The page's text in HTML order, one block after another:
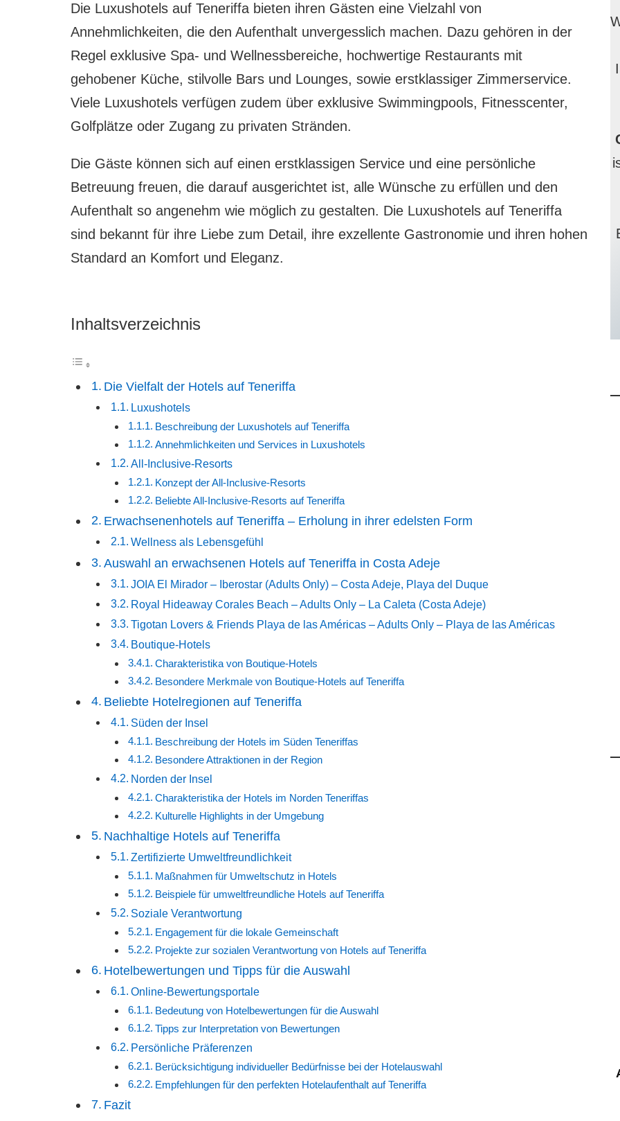
Die Luxushotels auf Teneriffa bieten ihren Gästen eine Vielzahl von
Annehmlichkeiten, die den Aufenthalt unvergesslich machen. Dazu gehören in der
Regel exklusive Spa- und Wellnessbereiche, hochwertige Restaurants mit
gehobener Küche, stilvolle Bars und Lounges, sowie erstklassiger Zimmerservice.
Viele Luxushotels verfügen zudem über exklusive Swimmingpools, Fitnesscenter,
Golfplätze oder Zugang zu privaten Stränden.
Die Gäste können sich auf einen erstklassigen Service und eine persönliche
Betreuung freuen, die darauf ausgerichtet ist, alle Wünsche zu erfüllen und den
Aufenthalt so angenehm wie möglich zu gestalten. Die Luxushotels auf Teneriffa
sind bekannt für ihre Liebe zum Detail, ihre exzellente Gastronomie und ihren hohen
Standard an Komfort und Eleganz.
Inhaltsverzeichnis
Die Vielfalt der Hotels auf Teneriffa
Luxushotels
Beschreibung der Luxushotels auf Teneriffa
Annehmlichkeiten und Services in Luxushotels
All-Inclusive-Resorts
Konzept der All-Inclusive-Resorts
Beliebte All-Inclusive-Resorts auf Teneriffa
Erwachsenenhotels auf Teneriffa – Erholung in ihrer edelsten Form
Wellness als Lebensgefühl
Auswahl an erwachsenen Hotels auf Teneriffa in Costa Adeje
JOIA El Mirador – Iberostar (Adults Only) – Costa Adeje, Playa del Duque
Royal Hideaway Corales Beach – Adults Only – La Caleta (Costa Adeje)
Tigotan Lovers & Friends Playa de las Américas – Adults Only – Playa de las Américas
Boutique-Hotels
Charakteristika von Boutique-Hotels
Besondere Merkmale von Boutique-Hotels auf Teneriffa
Beliebte Hotelregionen auf Teneriffa
Süden der Insel
Beschreibung der Hotels im Süden Teneriffas
Besondere Attraktionen in der Region
Norden der Insel
Charakteristika der Hotels im Norden Teneriffas
Kulturelle Highlights in der Umgebung
Nachhaltige Hotels auf Teneriffa
Zertifizierte Umweltfreundlichkeit
Maßnahmen für Umweltschutz in Hotels
Beispiele für umweltfreundliche Hotels auf Teneriffa
Soziale Verantwortung
Engagement für die lokale Gemeinschaft
Projekte zur sozialen Verantwortung von Hotels auf Teneriffa
Hotelbewertungen und Tipps für die Auswahl
Online-Bewertungsportale
Bedeutung von Hotelbewertungen für die Auswahl
Tipps zur Interpretation von Bewertungen
Persönliche Präferenzen
Berücksichtigung individueller Bedürfnisse bei der Hotelauswahl
Empfehlungen für den perfekten Hotelaufenthalt auf Teneriffa
Fazit